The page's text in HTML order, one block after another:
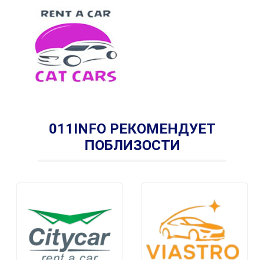
011INFO РЕКОМЕНДУЕТ
ПОБЛИЗОСТИ